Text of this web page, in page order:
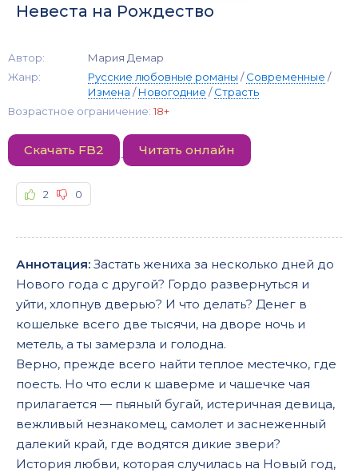
Невеста на Рождество
Автор:
Мария Демар
Жанр:
Русские любовные романы /Современные /
Измена /Новогодние /Страсть
Возрастное ограничение: 18+
Скачать FB2 Читать онлайн
2 0
Аннотация: Застать жениха за несколько дней до
Нового года с другой? Гордо развернуться и
уйти, хлопнув дверью? И что делать? Денег в
кошельке всего две тысячи, на дворе ночь и
метель, а ты замерзла и голодна.
Верно, прежде всего найти теплое местечко, где
поесть. Но что если к шаверме и чашечке чая
прилагается — пьяный бугай, истеричная девица,
вежливый незнакомец, самолет и заснеженный
далекий край, где водятся дикие звери?
История любви, которая случилась на Новый год,